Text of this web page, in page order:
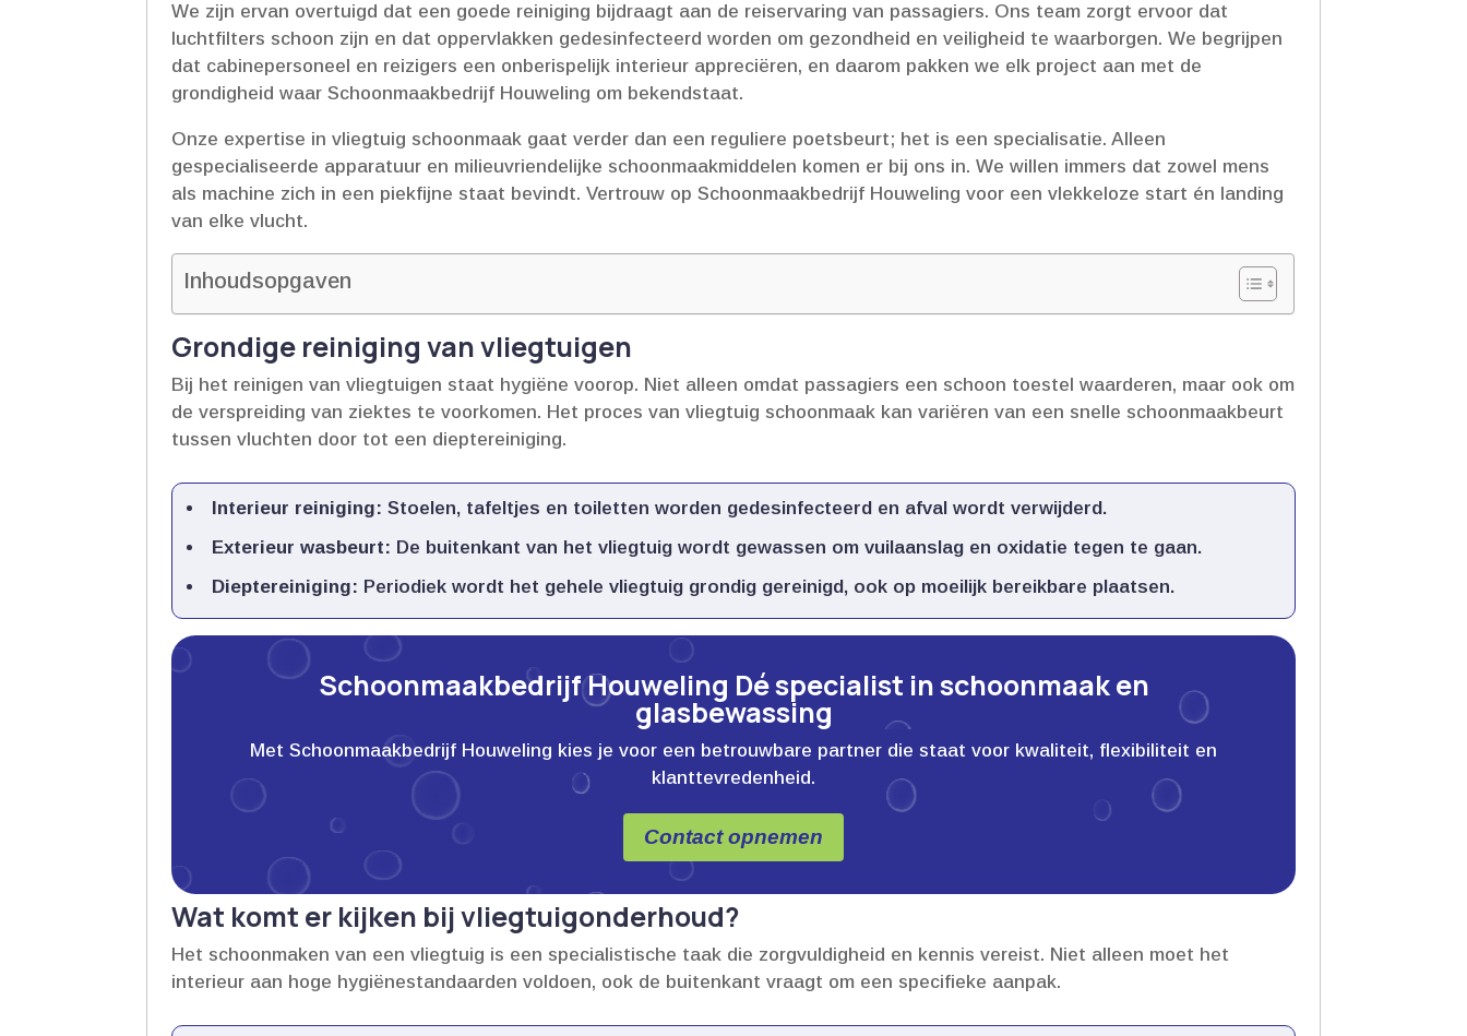
We zijn ervan overtuigd dat een goede reiniging bijdraagt aan de reiservaring van passagiers.​ Ons team zorgt ervoor dat
luchtfilters schoon zijn en dat oppervlakken gedesinfecteerd worden om gezondheid en veiligheid te waarborgen.​ We begrijpen
dat cabinepersoneel en reizigers een onberispelijk interieur appreciëren, en daarom pakken we elk project aan met de
grondigheid waar Schoonmaakbedrijf Houweling om bekendstaat.​
Onze expertise in vliegtuig schoonmaak gaat verder dan een reguliere poetsbeurt; het is een specialisatie.​ Alleen
gespecialiseerde apparatuur en milieuvriendelijke schoonmaakmiddelen komen er bij ons in.​ We willen immers dat zowel mens
als machine zich in een piekfijne staat bevindt.​ Vertrouw op Schoonmaakbedrijf Houweling voor een vlekkeloze start én landing
van elke vlucht.​
Inhoudsopgaven
Grondige reiniging van vliegtuigen
Bij het reinigen van vliegtuigen staat hygiëne voorop.​ Niet alleen omdat passagiers een schoon toestel waarderen, maar ook om
de verspreiding van ziektes te voorkomen.​ Het proces van vliegtuig schoonmaak kan variëren van een snelle schoonmaakbeurt
tussen vluchten door tot een dieptereiniging.​
Interieur reiniging: Stoelen, tafeltjes en toiletten worden gedesinfecteerd en afval wordt verwijderd.​
Exterieur wasbeurt: De buitenkant van het vliegtuig wordt gewassen om vuilaanslag en oxidatie tegen te gaan.​
Dieptereiniging: Periodiek wordt het gehele vliegtuig grondig gereinigd, ook op moeilijk bereikbare plaatsen.​
Schoonmaakbedrijf Houweling Dé specialist in schoonmaak en
glasbewassing
Met Schoonmaakbedrijf Houweling kies je voor een betrouwbare partner die staat voor kwaliteit, flexibiliteit en
klanttevredenheid.
Contact opnemen
Wat komt er kijken bij vliegtuigonderhoud?
Het schoonmaken van een vliegtuig is een specialistische taak die zorgvuldigheid en kennis vereist.​ Niet alleen moet het
interieur aan hoge hygiënestandaarden voldoen, ook de buitenkant vraagt om een specifieke aanpak.​